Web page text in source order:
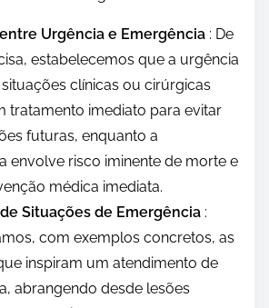
Urgência e Emergência : De
estabelecemos que a urgência
clínicas ou cirúrgicas
tratamento imediato para evitar
futuras, enquanto a
envolve risco iminente de morte e
médica imediata.
Situações de Emergência :
com exemplos concretos, as
inspiram um atendimento de
abrangendo desde lesões